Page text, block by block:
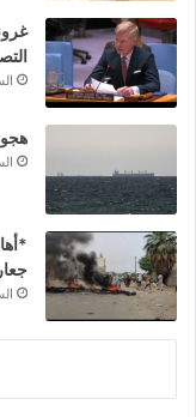
السبت,
السبت,
السبت,